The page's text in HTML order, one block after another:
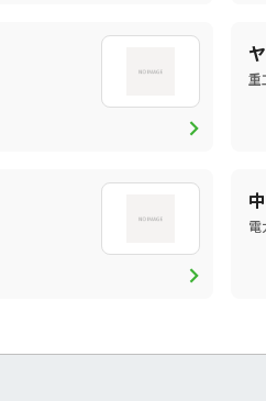
chevron_right
重
chevron_right
電